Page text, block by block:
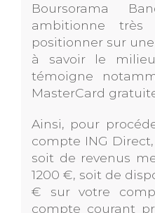
Boursorama
ambitionne
positionner sur
à savoir le
témoigne
MasterCard
Ainsi, pour
compte ING
soit de revenus
1200 €, soit de
€ sur votre
compte courant